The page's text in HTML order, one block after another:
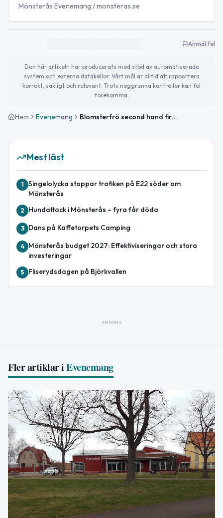
Mönsterås Evenemang / monsteras.se
Anmäl fel
Den här artikeln har producerats med stöd av automatiserade
system och externa datakällor. Vårt mål är alltid att rapportera
korrekt, sakligt och relevant. Trots noggranna kontroller kan fel
förekomma.
Hem Evenemang Blomsterfrö second hand firar 1-års jubileum
Mest läst
1
Singelolycka stoppar trafiken på E22 söder om
Mönsterås
2 Hundattack i Mönsterås – fyra får döda
3 Dans på Kaffetorpets Camping
4
Mönsterås budget 2027: Effektiviseringar och stora
investeringar
5 Fliserydsdagen på Björkvallen
ANNONS
Fler artiklar iEvenemang